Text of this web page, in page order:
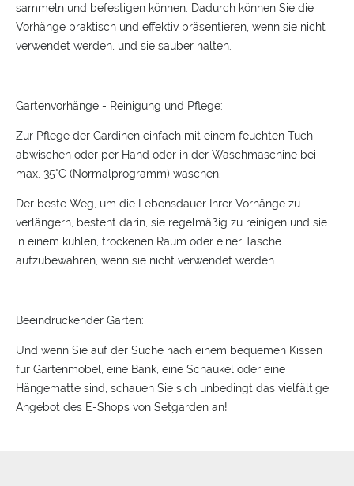
sammeln und befestigen können. Dadurch können Sie die
Vorhänge praktisch und effektiv präsentieren, wenn sie nicht
verwendet werden, und sie sauber halten.
Gartenvorhänge - Reinigung und Pflege:
Zur Pflege der Gardinen einfach mit einem feuchten Tuch
abwischen oder per Hand oder in der Waschmaschine bei
max. 35°C (Normalprogramm) waschen.
Der beste Weg, um die Lebensdauer Ihrer Vorhänge zu
verlängern, besteht darin, sie regelmäßig zu reinigen und sie
in einem kühlen, trockenen Raum oder einer Tasche
aufzubewahren, wenn sie nicht verwendet werden.
Beeindruckender Garten:
Und wenn Sie auf der Suche nach einem bequemen Kissen
für Gartenmöbel, eine Bank, eine Schaukel oder eine
Hängematte sind, schauen Sie sich unbedingt das vielfältige
Angebot des E-Shops von Setgarden an!